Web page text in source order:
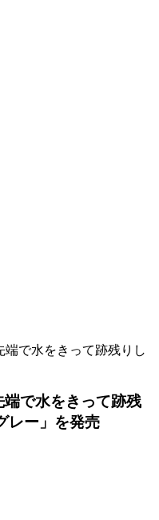
で水をきって跡残りし
で水をきって跡残
レー」を発売